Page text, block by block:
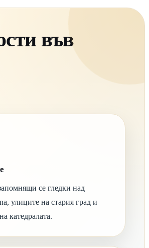
във
се гледки над
улиците на стария град и
катедралата.